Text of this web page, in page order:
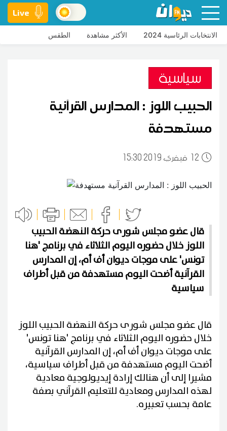
Live
الانتخابات الرئاسية 2024 الأكثر مشاهدة الطقس
سياسية
الحبيب اللوز : المدارس القرآنية
مستهدفة
12 15:30 2019 فيفري
قال عضو مجلس شورى حركة النهضة الحبيب
اللوز خلال حضوره اليوم الثلاثاء في برنامج 'هنا
تونس' على موجات ديوان أف أم، إن المدارس
القرآنية أضحت اليوم مستهدفة من قبل أطراف
سياسية
قال عضو مجلس شورى حركة النهضة الحبيب اللوز
خلال حضوره اليوم الثلاثاء في برنامج 'هنا تونس'
على موجات ديوان أف أم، إن المدارس القرآنية
أضحت اليوم مستهدفة من قبل أطراف سياسية،
مشيرا إلى أن هنالك إرادة إيديولوجية معادية
لهذه المدارس ومعادية للتعليم القرآني بصفة
عامة بحسب تعبيره.